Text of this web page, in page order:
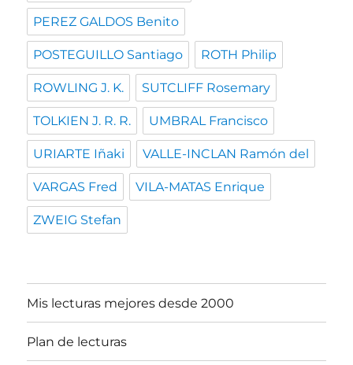
PEREZ GALDOS Benito
POSTEGUILLO Santiago ROTH Philip
ROWLING J. K. SUTCLIFF Rosemary
TOLKIEN J. R. R. UMBRAL Francisco
URIARTE Iñaki VALLE-INCLAN Ramón del
VARGAS Fred VILA-MATAS Enrique
ZWEIG Stefan
Mis lecturas mejores desde 2000
Plan de lecturas